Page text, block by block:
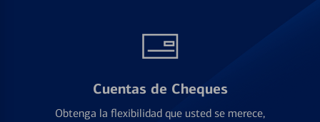
Cuentas de Cheques
Obtenga la flexibilidad que usted se merece,